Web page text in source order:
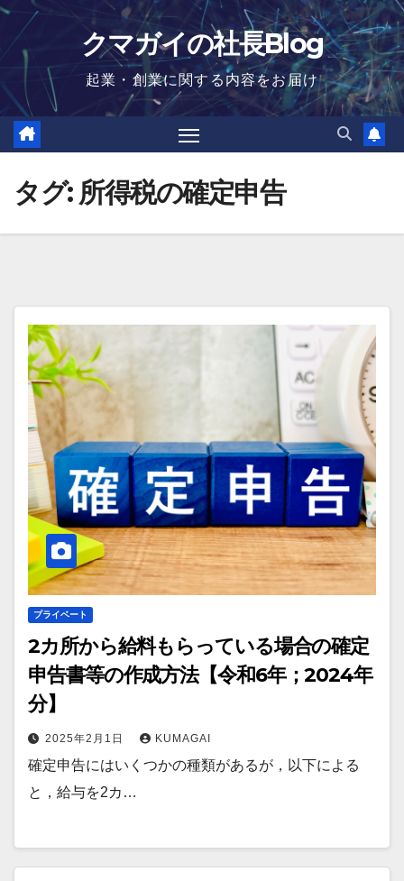
Skip
content
クマガイの社長Blog
起業・創業に関する内容をお届け
タグ: 所得税の確定申告
プライベート
2カ所から給料もらっている場合の確定
申告書等の作成方法【令和6年；2024年
分】
2025年2月1日 KUMAGAI
確定申告にはいくつかの種類があるが，以下による
と，給与を2カ…